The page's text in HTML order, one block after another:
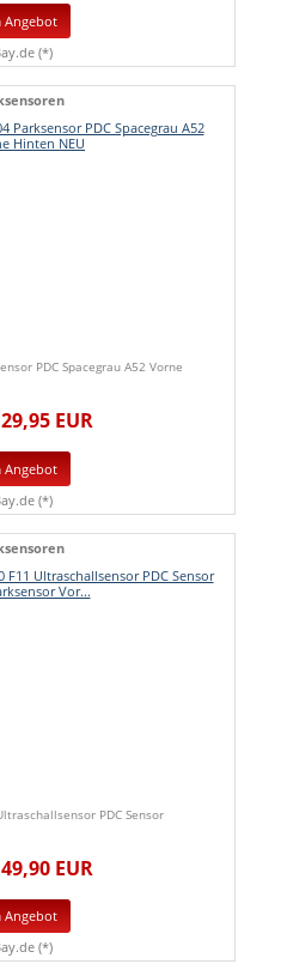
Angebot
(*)
PDC Spacegrau A52 Vorne
29,95 EUR
Angebot
(*)
PDC Sensor
49,90 EUR
Angebot
(*)